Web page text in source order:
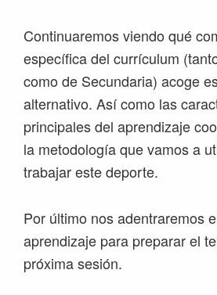
Continuaremos viendo qué
específica del currículum
como de Secundaria) acoge
alternativo. Así como las
principales del aprendizaje
la metodología que vamos a
trabajar este deporte.
Por último nos adentraremos
aprendizaje para preparar el
próxima sesión.